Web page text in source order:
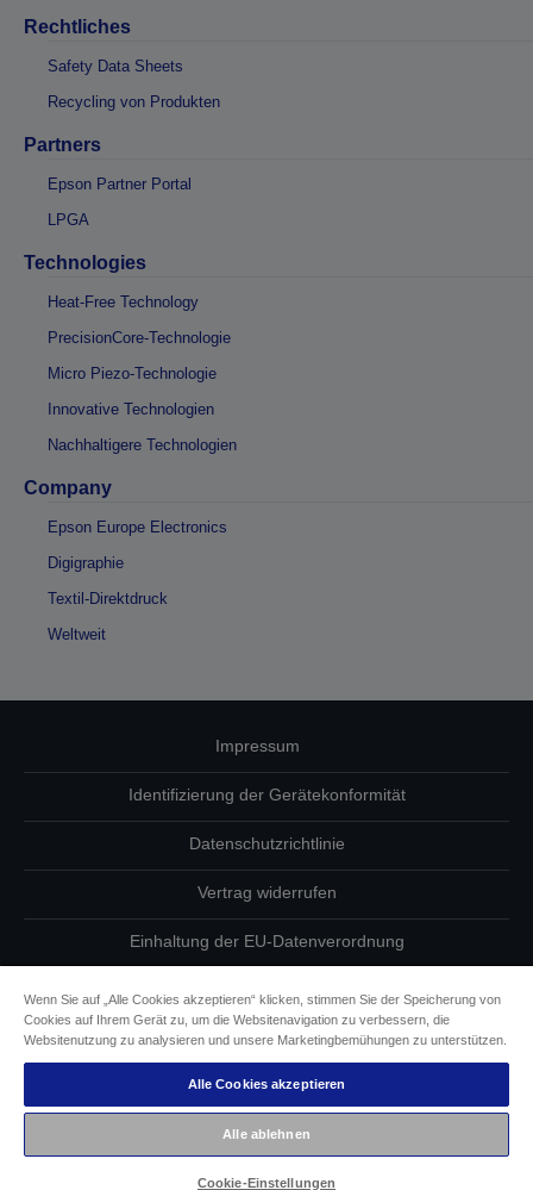
Rechtliches
Safety Data Sheets
Recycling von Produkten
Partners
Epson Partner Portal
LPGA
Technologies
Heat-Free Technology
PrecisionCore-Technologie
Micro Piezo-Technologie
Innovative Technologien
Nachhaltigere Technologien
Company
Epson Europe Electronics
Digigraphie
Textil-Direktdruck
Weltweit
Impressum
Identifizierung der Gerätekonformität
Datenschutzrichtlinie
Vertrag widerrufen
Einhaltung der EU-Datenverordnung
Informationen zu Cookies
Epson Engagement für Barrierefreiheit
Copyright © 2026 Seiko Epson
Wenn Sie auf „Alle Cookies akzeptieren“ klicken, stimmen Sie der Speicherung von
Cookies auf Ihrem Gerät zu, um die Websitenavigation zu verbessern, die
Websitenutzung zu analysieren und unsere Marketingbemühungen zu unterstützen.
Alle Cookies akzeptieren
Alle ablehnen
Cookie-Einstellungen